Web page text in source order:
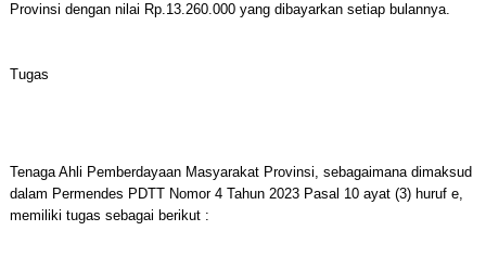
Provinsi dengan nilai Rp.13.260.000 yang dibayarkan setiap bulannya.
Tugas
Tenaga Ahli Pemberdayaan Masyarakat Provinsi, sebagaimana dimaksud
dalam Permendes PDTT Nomor 4 Tahun 2023 Pasal 10 ayat (3) huruf e,
memiliki tugas sebagai berikut :